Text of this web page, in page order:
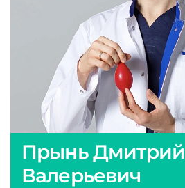
Прынь Дмитрий
Валерьевич